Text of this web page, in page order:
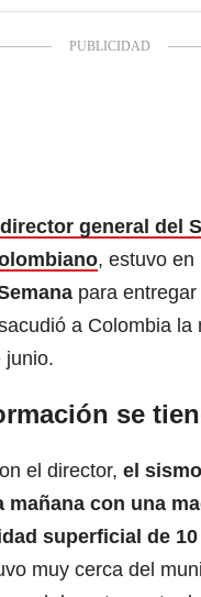
director general del
, estuvo en
para
a Colombia la
junio.
se
el director, el
mañana con una
superficial de
muy cerca del